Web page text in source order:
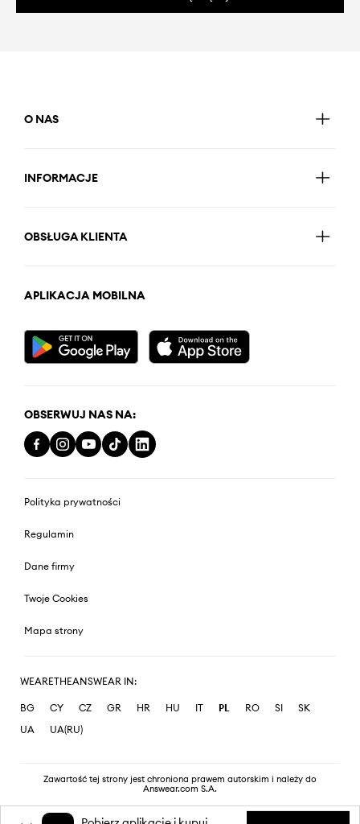
O NAS
INFORMACJE
OBSŁUGA KLIENTA
APLIKACJA MOBILNA
OBSERWUJ NAS NA:
Polityka prywatności
Regulamin
Dane firmy
Twoje Cookies
Mapa strony
WEARETHEANSWEAR IN:
BG CY CZ GR HR HU IT PL RO SI
SK
UA
UA(RU)
Zawartość tej strony jest chroniona prawem autorskim i należy do
Answear.com S.A.